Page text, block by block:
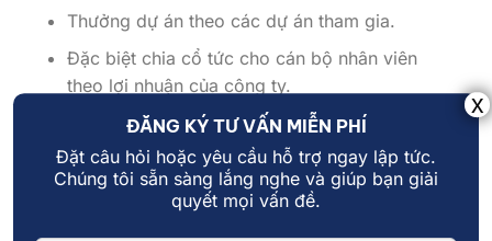
Thưởng dự án theo các dự án tham gia.
Đặc biệt chia cổ tức cho cán bộ nhân viên
theo lợi nhuận của công ty.
Thưởng các dịp lễ, Tết và Team building hàng
năm.
Được hưởng đầy đủ BHXH, BHYT và BHTN
theo luật lao động Việt Nam hiện hành.
ĐĂNG KÝ TƯ VẤN MIỄN PHÍ
Đặt câu hỏi hoặc yêu cầu hỗ trợ ngay lập tức.
Chúng tôi sẵn sàng lắng nghe và giúp bạn giải
quyết mọi vấn đề.